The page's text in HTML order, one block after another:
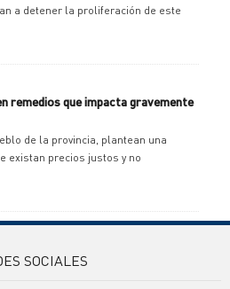
a detener la proliferación de este
remedios que impacta gravemente
de la provincia, plantean una
existan precios justos y no
SOCIALES